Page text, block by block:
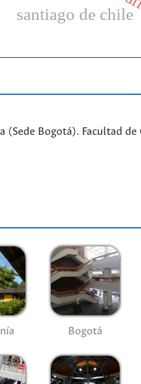
santiago de chile
Bogotá). Facultad de
Bogotá